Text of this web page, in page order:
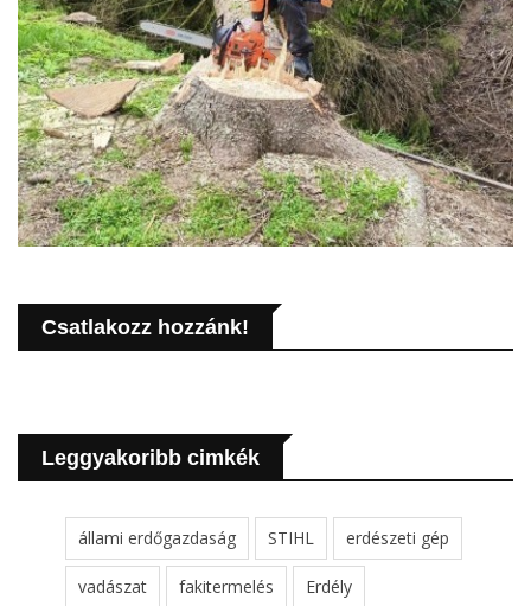
Csatlakozz hozzánk!
Leggyakoribb cimkék
állami erdőgazdaság STIHL erdészeti gép
vadászat fakitermelés Erdély